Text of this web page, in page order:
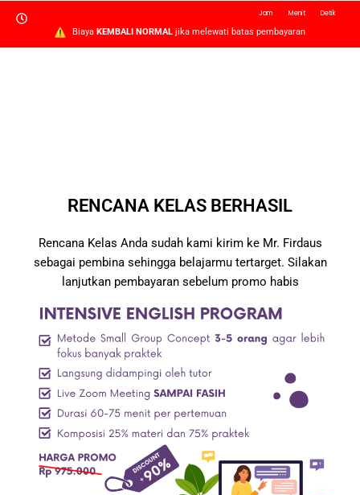
Jam Menit Detik
BiayaKEMBALI NORMAL jika melewati batas pembayaran
RENCANA KELAS BERHASIL
Rencana Kelas Anda sudah kami kirim ke Mr. Firdaus
sebagai pembina sehingga belajarmu tertarget. Silakan
lanjutkan pembayaran sebelum promo habis